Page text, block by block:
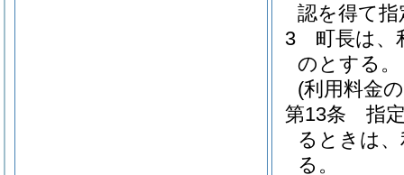
認を得て
3
町長は、
のとする。
(利用料金
第13条
指
るときは
る。